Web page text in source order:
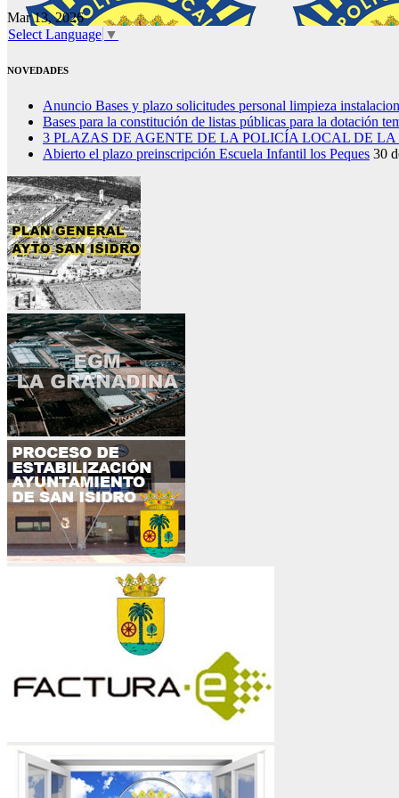
Mar 13, 2026
Select Language ▼
NOVEDADES
Anuncio Bases y plazo solicitudes personal limpieza
Bases para la constitución de listas públicas para la dotación
3 PLAZAS DE AGENTE DE LA POLICÍA LOCAL DE
Abierto el plazo preinscripción Escuela Infantil los Peques 30